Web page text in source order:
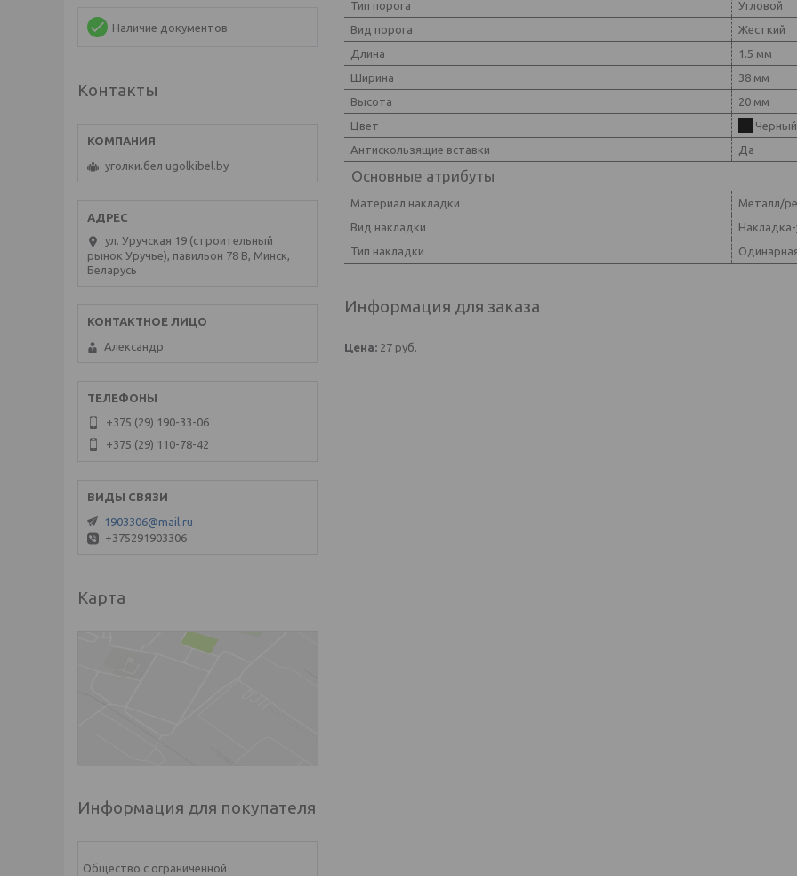
Тип порога
Угловой
Вид порога
Жесткий
Длина
1.5 мм
Ширина
38 мм
Высота
20 мм
Цвет
Черный
Антискользящие вставки
Да
Основные атрибуты
Материал накладки
Металл/
Вид накладки
Накладка-
Тип накладки
Информация для заказа
Цена: 27 руб.
Наличие документов
Контакты
уголки.бел ugolkibel.by
ул. Уручская 19 (строительный
рынок Уручье), павильон 78 В, Минск,
Беларусь
Александр
+375 (29) 190-33-06
+375 (29) 110-78-42
1903306@mail.ru
+375291903306
Карта
Информация для покупателя
Общество с ограниченной